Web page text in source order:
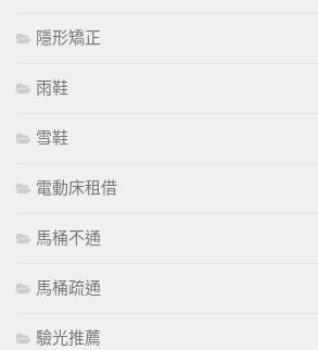
隱形矯正
雨鞋
雪鞋
電動床租借
馬桶不通
馬桶疏通
驗光推薦